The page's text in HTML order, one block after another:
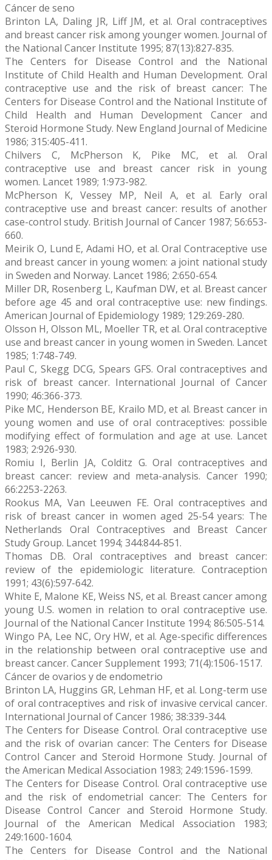
Cáncer de seno
Brinton LA, Daling JR, Liff JM, et al. Oral contraceptives
and breast cancer risk among younger women. Journal of
the National Cancer Institute 1995; 87(13):827-835.
The Centers for Disease Control and the National
Institute of Child Health and Human Development. Oral
contraceptive use and the risk of breast cancer: The
Centers for Disease Control and the National Institute of
Child Health and Human Development Cancer and
Steroid Hormone Study. New England Journal of Medicine
1986; 315:405-411.
Chilvers C, McPherson K, Pike MC, et al. Oral
contraceptive use and breast cancer risk in young
women. Lancet 1989; 1:973-982.
McPherson K, Vessey MP, Neil A, et al. Early oral
contraceptive use and breast cancer: results of another
case-control study. British Journal of Cancer 1987; 56:653-
660.
Meirik O, Lund E, Adami HO, et al. Oral Contraceptive use
and breast cancer in young women: a joint national study
in Sweden and Norway. Lancet 1986; 2:650-654.
Miller DR, Rosenberg L, Kaufman DW, et al. Breast cancer
before age 45 and oral contraceptive use: new findings.
American Journal of Epidemiology 1989; 129:269-280.
Olsson H, Olsson ML, Moeller TR, et al. Oral contraceptive
use and breast cancer in young women in Sweden. Lancet
1985; 1:748-749.
Paul C, Skegg DCG, Spears GFS. Oral contraceptives and
risk of breast cancer. International Journal of Cancer
1990; 46:366-373.
Pike MC, Henderson BE, Krailo MD, et al. Breast cancer in
young women and use of oral contraceptives: possible
modifying effect of formulation and age at use. Lancet
1983; 2:926-930.
Romiu I, Berlin JA, Colditz G. Oral contraceptives and
breast cancer: review and meta-analysis. Cancer 1990;
66:2253-2263.
Rookus MA, Van Leeuwen FE. Oral contraceptives and
risk of breast cancer in women aged 25-54 years: The
Netherlands Oral Contraceptives and Breast Cancer
Study Group. Lancet 1994; 344:844-851.
Thomas DB. Oral contraceptives and breast cancer:
review of the epidemiologic literature. Contraception
1991; 43(6):597-642.
White E, Malone KE, Weiss NS, et al. Breast cancer among
young U.S. women in relation to oral contraceptive use.
Journal of the National Cancer Institute 1994; 86:505-514.
Wingo PA, Lee NC, Ory HW, et al. Age-specific differences
in the relationship between oral contraceptive use and
breast cancer. Cancer Supplement 1993; 71(4):1506-1517.
Cáncer de ovarios y de endometrio
Brinton LA, Huggins GR, Lehman HF, et al. Long-term use
of oral contraceptives and risk of invasive cervical cancer.
International Journal of Cancer 1986; 38:339-344.
The Centers for Disease Control. Oral contraceptive use
and the risk of ovarian cancer: The Centers for Disease
Control Cancer and Steroid Hormone Study. Journal of
the American Medical Association 1983; 249:1596-1599.
The Centers for Disease Control. Oral contraceptive use
and the risk of endometrial cancer: The Centers for
Disease Control Cancer and Steroid Hormone Study.
Journal of the American Medical Association 1983;
249:1600-1604.
The Centers for Disease Control and the National